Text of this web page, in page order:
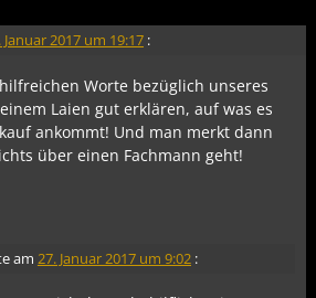
Januar 2017 um 19:17 :
Worte bezüglich unseres
Laien gut erklären, auf was es
ankommt! Und man merkt dann
über einen Fachmann geht!
am 27. Januar 2017 um 9:02 :